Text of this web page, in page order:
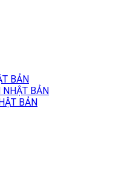
BẢN
NHẬT BẢN
BẢN